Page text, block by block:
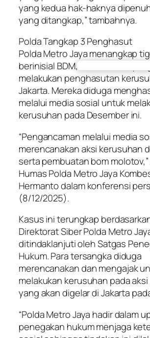
yang kedua hak-haknya
yang ditangkap,” tambahnya.
Polda Tangkap 3 Penghasut
Polda Metro Jaya menangkap
berinisial BDM, TSF, dan YM,
melakukan penghasutan
Jakarta. Mereka diduga
melalui media sosial untuk
kerusuhan pada Desember ini.
“Pengancaman melalui media
merencanakan aksi kerusuhan
serta pembuatan bom
Humas Polda Metro Jaya
Hermanto dalam konferensi
(8/12/2025).
Kasus ini terungkap
Direktorat Siber Polda Metro
ditindaklanjuti oleh Satgas
Hukum. Para tersangka diduga
merencanakan dan mengajak
melakukan kerusuhan pada
yang akan digelar di Jakarta
“Polda Metro Jaya hadir dalam
penegakan hukum menjaga